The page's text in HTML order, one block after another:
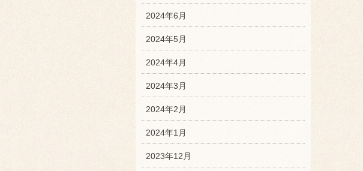
2024年6月
2024年5月
2024年4月
2024年3月
2024年2月
2024年1月
2023年12月